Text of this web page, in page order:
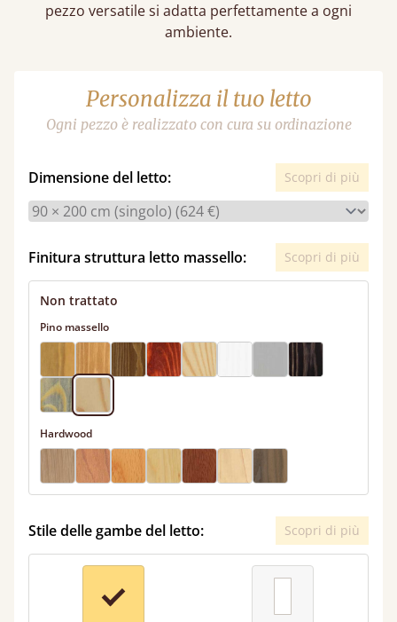
pezzo versatile si adatta perfettamente a ogni
ambiente.
Personalizza il tuo letto
Ogni pezzo è realizzato con cura su ordinazione
Dimensione del letto: Scopri di più
Finitura struttura letto massello: Scopri di più
Non trattato
Pino massello
Hardwood
Stile delle gambe del letto: Scopri di più